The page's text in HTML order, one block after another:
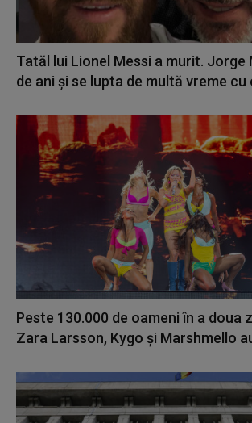
Tatăl lui Lionel Messi a murit. Jorge
de ani și se lupta de multă vreme cu
Peste 130.000 de oameni în a doua
Zara Larsson, Kygo și Marshmello